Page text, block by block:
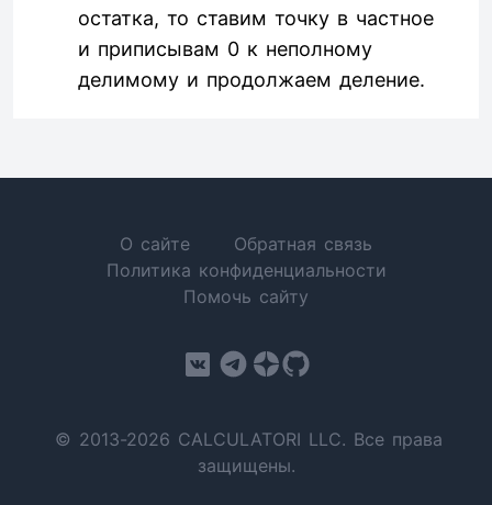
остатка, то ставим точку в частное
и приписывам 0 к неполному
делимому и продолжаем деление.
О сайте
Обратная связь
Политика конфиденциальности
Помочь сайту
© 2013-2026 CALCULATORI LLC. Все права
защищены.